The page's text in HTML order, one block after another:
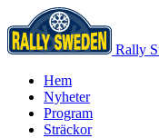
Rally
Hem
Nyheter
Program
Sträckor